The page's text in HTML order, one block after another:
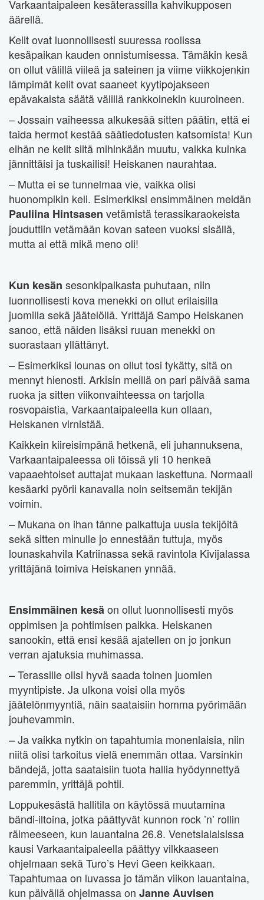
Varkaantaipaleen kesäterassilla kahvikupposen
äärellä.
Kelit ovat luonnollisesti suuressa roolissa
kesäpaikan kauden onnistumisessa. Tämäkin kesä
on ollut välillä viileä ja sateinen ja viime viikkojenkin
lämpimät kelit ovat saaneet kyytipojakseen
epävakaista säätä välillä rankkoinekin kuuroineen.
– Jossain vaiheessa alkukesää sitten päätin, että ei
taida hermot kestää säätiedotusten katsomista! Kun
eihän ne kelit siitä mihinkään muutu, vaikka kuinka
jännittäisi ja tuskailisi! Heiskanen naurahtaa.
– Mutta ei se tunnelmaa vie, vaikka olisi
huonompikin keli. Esimerkiksi ensimmäinen meidän
Pauliina Hintsasen vetämistä terassikaraokeista
jouduttiin vetämään kovan sateen vuoksi sisällä,
mutta ai että mikä meno oli!
Kun kesän sesonkipaikasta puhutaan, niin
luonnollisesti kova menekki on ollut erilaisilla
juomilla sekä jäätelöllä. Yrittäjä Sampo Heiskanen
sanoo, että näiden lisäksi ruuan menekki on
suorastaan yllättänyt.
– Esimerkiksi lounas on ollut tosi tykätty, sitä on
mennyt hienosti. Arkisin meillä on pari päivää sama
ruoka ja sitten viikonvaihteessa on tarjolla
rosvopaistia, Varkaantaipaleella kun ollaan,
Heiskanen virnistää.
Kaikkein kiireisimpänä hetkenä, eli juhannuksena,
Varkaantaipaleessa oli töissä yli 10 henkeä
vapaaehtoiset auttajat mukaan laskettuna. Normaali
kesäarki pyörii kanavalla noin seitsemän tekijän
voimin.
– Mukana on ihan tänne palkattuja uusia tekijöitä
sekä sitten minulle jo ennestään tuttuja, myös
lounaskahvila Katriinassa sekä ravintola Kivijalassa
yrittäjänä toimiva Heiskanen ynnää.
Ensimmäinen kesäon ollut luonnollisesti myös
oppimisen ja pohtimisen paikka. Heiskanen
sanookin, että ensi kesää ajatellen on jo jonkun
verran ajatuksia muhimassa.
– Terassille olisi hyvä saada toinen juomien
myyntipiste. Ja ulkona voisi olla myös
jäätelönmyyntiä, näin saataisiin homma pyörimään
jouhevammin.
– Ja vaikka nytkin on tapahtumia monenlaisia, niin
niitä olisi tarkoitus vielä enemmän ottaa. Varsinkin
bändejä, jotta saataisiin tuota hallia hyödynnettyä
paremmin, yrittäjä pohtii.
Loppukesästä hallitila on käytössä muutamina
bändi-iltoina, jotka päättyvät kunnon rock ’n’ rollin
räimeeseen, kun lauantaina 26.8. Venetsialaisissa
kausi Varkaantaipaleella päättyy vilkkaaseen
ohjelmaan sekä Turo’s Hevi Geen keikkaan.
Tapahtumaa on luvassa jo tämän viikon lauantaina,
kun päivällä ohjelmassa on Janne Auvisen